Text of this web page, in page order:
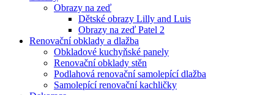
Obrazy na zeď
Dětské obrazy Lilly and Luis
Obrazy na zeď Patel 2
Renovační obklady a dlažba
Obkladové kuchyňské panely
Renovační obklady stěn
Podlahová renovační samolepící dlažba
Samolepící renovační kachličky